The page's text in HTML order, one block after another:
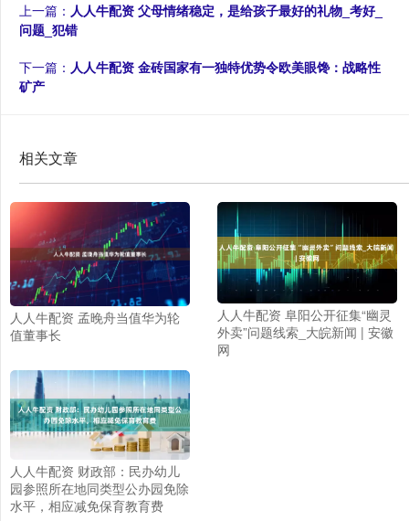
上一篇： 人人牛配资 父母情绪稳定，是给孩子最好的礼物_考好_
问题_犯错
下一篇： 人人牛配资 金砖国家有一独特优势令欧美眼馋：战略性
矿产
相关文章
人人牛配资 孟晚舟当值华为轮
值董事长
人人牛配资 阜阳公开征集“幽灵
外卖”问题线索_大皖新闻 | 安徽
网
人人牛配资 财政部：民办幼儿
园参照所在地同类型公办园免除
水平，相应减免保育教育费